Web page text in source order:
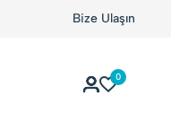
Bize Ulaşın
0